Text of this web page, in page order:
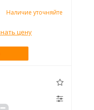
Наличие уточняйте
цену